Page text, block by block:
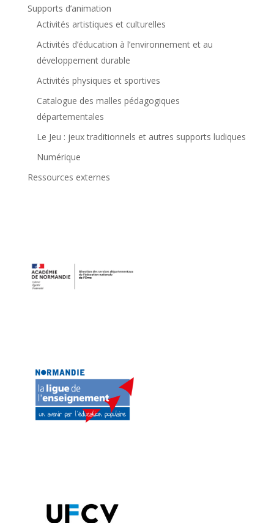
Supports d’animation
Activités artistiques et culturelles
Activités d’éducation à l’environnement et au
développement durable
Activités physiques et sportives
Catalogue des malles pédagogiques
départementales
Le Jeu : jeux traditionnels et autres supports ludiques
Numérique
Ressources externes